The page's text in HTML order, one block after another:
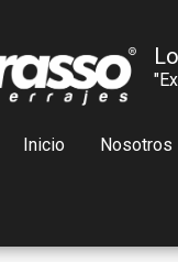
Inicio Nosotros